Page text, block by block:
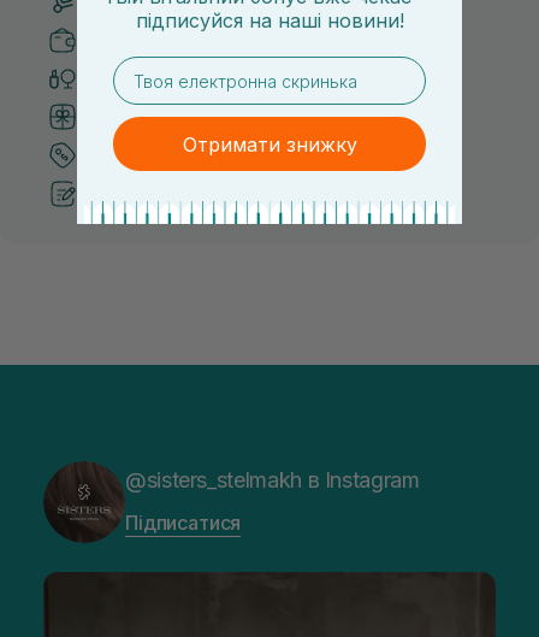
Тільки оригінальна косметика
Система бонусів та лояльності
Кращі ціни та топ товари
@sisters_stelmakh в Instagram
Підписатися
підписуйся на наші новини!
email
Отримати знижку